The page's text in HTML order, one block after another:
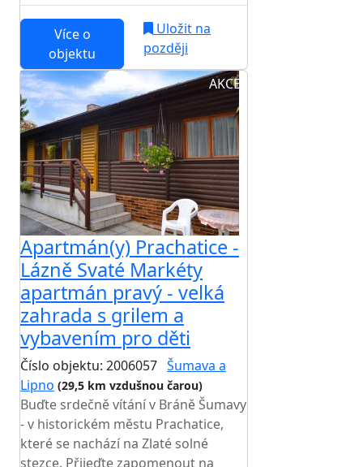
Více o
objektu
Uložit na
později
AKCE
Apartmán(y) Prachatice -
Lázně Svaté Markéty
apartmán pravý - velká
zahrada s grilem a
vybavením pro děti
Číslo objektu: 2006057 Šumava a
Lipno (29,5 km vzdušnou čarou)
Buďte srdečně vítání v Bráně Šumavy
- v historickém městu Prachatice,
které se nachází na Zlaté solné
stezce. Přijeďte zapomenout na